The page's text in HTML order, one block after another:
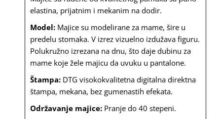
2,600.00
rsd.
rsd.
elastina, prijatnim i mekanim na dodir.
Model: Majice su modelirane za mame, šire u
predelu stomaka. V izrez vizuelno izdužava figuru.
Polukružno izrezana na dnu, što daje dubinu za
mame koje žele majicu da uvuku u pantalone.
Štampa: DTG visokokvalitetna digitalna direktna
štampa, mekana, bez gumenastih efekata.
Održavanje majice: Pranje do 40 stepeni.